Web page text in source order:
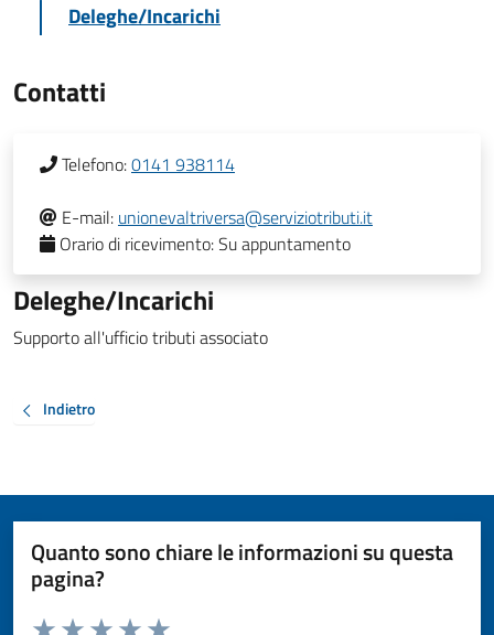
Deleghe/Incarichi
Contatti
Telefono:0141 938114
E-mail: unionevaltriversa@serviziotributi.it
Orario di ricevimento:Su appuntamento
Deleghe/Incarichi
Supporto all'ufficio tributi associato
Indietro
Quanto sono chiare le informazioni su questa
pagina?
Valuta da 1 a 5 stelle la pagina